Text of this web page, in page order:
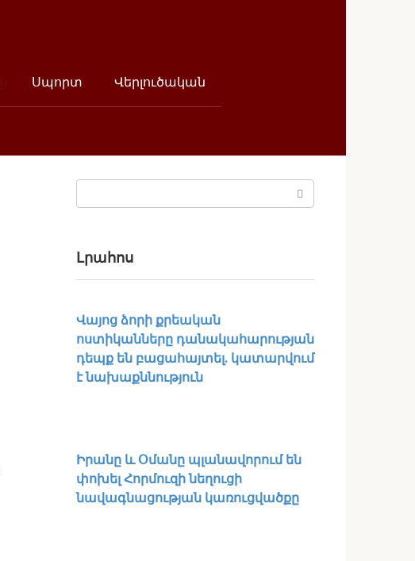
Սպորտ Վերլուծական
Լրահոս
Վայոց ձորի քրեական
ոստիկանները դանակահարության
դեպք են բացահայտել․ կատարվում
է նախաքննություն
Իրանը և Օմանը պլանավորում են
փոխել Հորմուզի նեղուցի
նավագնացության կառուցվածքը